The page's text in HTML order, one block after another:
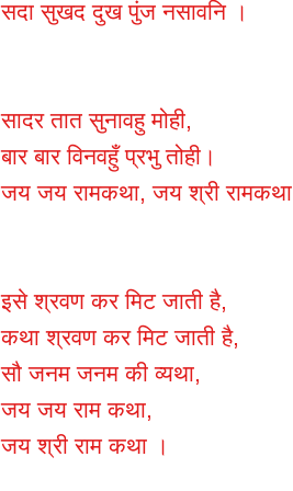
सदा सुखद दुख पुंज नसावनि ।
सादर तात सुनावहु मोही,
बार बार विनवहुँ प्रभु तोही।
जय जय रामकथा, जय श्री
इसे श्रवण कर मिट जाती है,
कथा श्रवण कर मिट जाती है,
सौ जनम जनम की व्यथा,
जय जय राम कथा,
जय श्री राम कथा ।